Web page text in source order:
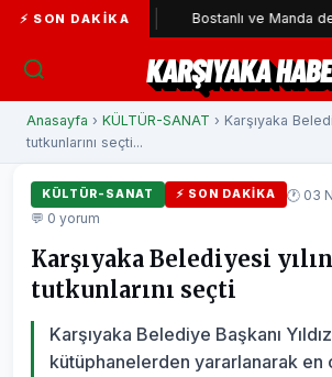
⚡ SON DAKIKABostanlı ve Manda dereleri
KARŞIYAKA
Anasayfa › KÜLTÜR-SANAT › Karşıyaka
tutkunlarını seçti...
KÜLTÜR-SANAT ⚡ SON DAKIKA
🕐 03
💬 0 yorum
Karşıyaka Belediyesi
tutkunlarını seçti
Karşıyaka Belediye Başkanı
kütüphanelerden yararlanarak en